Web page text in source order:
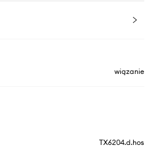
wiązanie
TX6204.d.hos